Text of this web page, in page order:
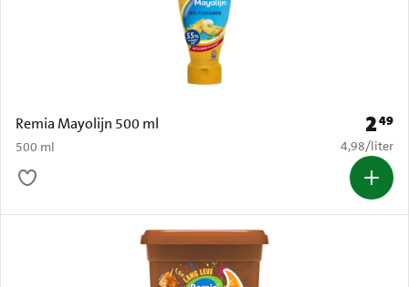
Remia Mayolijn 500 ml
500 ml
Prijs:
249
€ 4,98 per
4,98/liter